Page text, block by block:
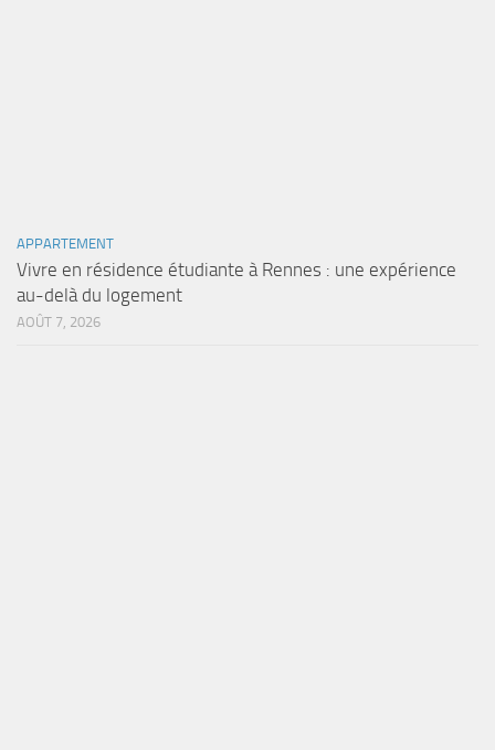
APPARTEMENT
Vivre en résidence étudiante à Rennes : une expérience
au-delà du logement
AOÛT 7, 2026